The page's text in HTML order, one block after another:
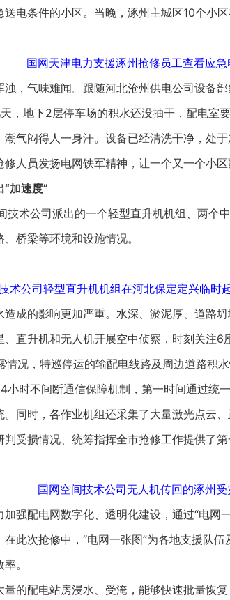
电条件的小区。当晚，涿州主城区10个小
国网天津电力支援涿州抢修员工查看应
气味难闻。跟随河北沧州供电公司设备部
，地下2层停车场的积水还没抽干，配电室
气闷得人一身汗。设备已经清洗干净，处
人员发扬电网铁军精神，让一个又一个小区
加速度”
术公司派出的一个轻型直升机机组、两个
桥梁等环境和设施情况。
术公司轻型直升机机组在河北保定定兴临时
的影响更加严重。水深、淤泥厚、道路坍
、直升机和无人机开展空中侦察，时刻关注
情况，特巡停运的输配电线路及周边道路积水
时不间断通信保障机制，第一时间通过统
同时，各作业机组还采集了大量激光点云
受损情况、统筹指挥全市抢修工作提供了第
国网空间技术公司无人机传回的涿州
配电网数字化、透明化建设，通过“电网
此次抢修中，“电网一张图”为各地支援队
。
配电站房浸水、受淹，能够快速批量恢复